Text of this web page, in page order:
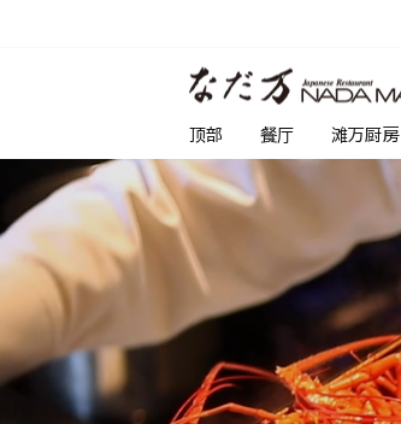
な
だ
万
顶部 餐厅 滩万厨房